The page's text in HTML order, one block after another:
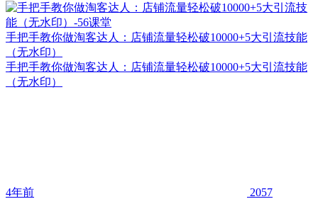
手把手教你做淘客达人：店铺流量轻松破10000+5大引流技能
（无水印）
手把手教你做淘客达人：店铺流量轻松破10000+5大引流技能
（无水印）
4年前 2057